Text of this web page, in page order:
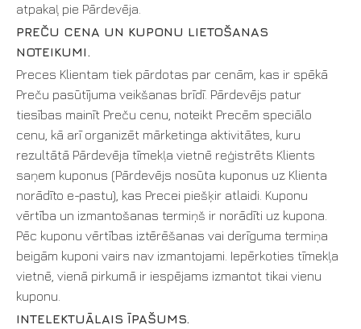
atpakaļ pie Pārdevēja.
PREČU CENA UN KUPONU LIETOŠANAS
NOTEIKUMI.
Preces Klientam tiek pārdotas par cenām, kas ir spēkā
Preču pasūtījuma veikšanas brīdī. Pārdevējs patur
tiesības mainīt Preču cenu, noteikt Precēm speciālo
cenu, kā arī organizēt mārketinga aktivitātes, kuru
rezultātā Pārdevēja tīmekļa vietnē reģistrēts Klients
saņem kuponus (Pārdevējs nosūta kuponus uz Klienta
norādīto e-pastu), kas Precei piešķir atlaidi. Kuponu
vērtība un izmantošanas termiņš ir norādīti uz kupona.
Pēc kuponu vērtības iztērēšanas vai derīguma termiņa
beigām kuponi vairs nav izmantojami. Iepērkoties tīmekļa
vietnē, vienā pirkumā ir iespējams izmantot tikai vienu
kuponu.
INTELEKTUĀLAIS ĪPAŠUMS.